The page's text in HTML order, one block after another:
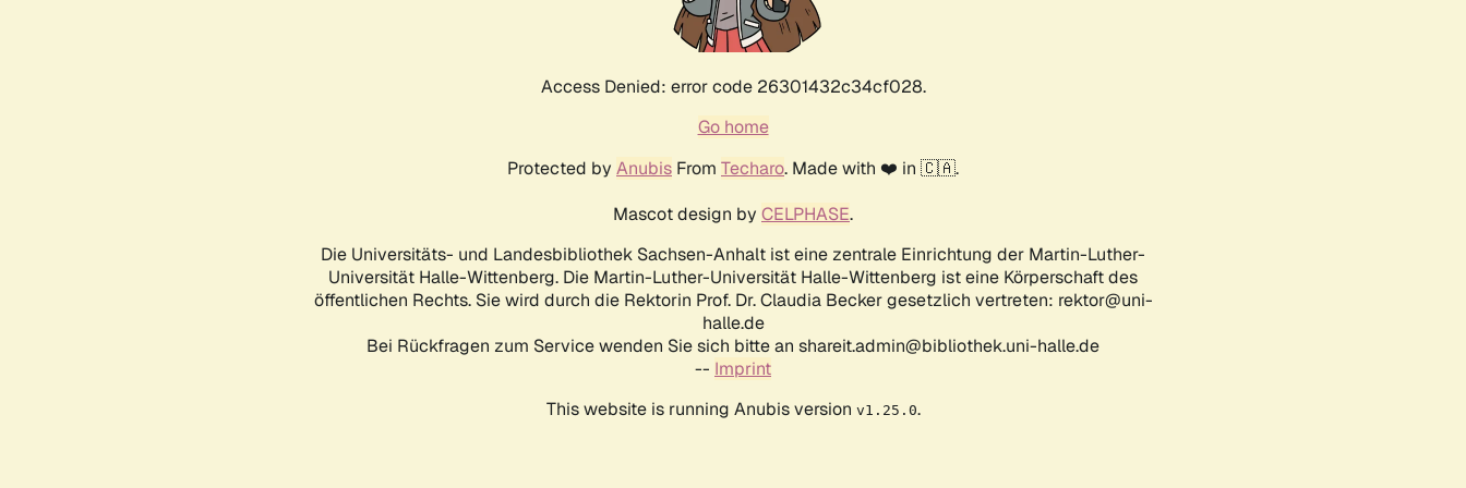
Access Denied: error code 26301432c34cf028.
Go home
Protected by Anubis From Techaro. Made with ❤️ in 🇨🇦.
Mascot design by CELPHASE.
Die Universitäts- und Landesbibliothek Sachsen-Anhalt ist eine zentrale Einrichtung der Martin-Luther-
Universität Halle-Wittenberg. Die Martin-Luther-Universität Halle-Wittenberg ist eine Körperschaft des
öffentlichen Rechts. Sie wird durch die Rektorin Prof. Dr. Claudia Becker gesetzlich vertreten: rektor@uni-
halle.de
Bei Rückfragen zum Service wenden Sie sich bitte an shareit.admin@bibliothek.uni-halle.de
-- Imprint
This website is running Anubis version v1.25.0.